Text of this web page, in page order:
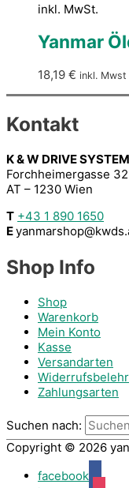
inkl. MwSt.
Yanmar
18,19 € inkl. Mwst
Kontakt
K & W DRIVE
Forchheimergasse 32
AT – 1230 Wien
T +43 1 890 1650
E
Shop Info
Shop
Warenkorb
Mein Konto
Kasse
Versandarten
Zahlungsarten
Suchen nach:
Copyright © 2026
facebook